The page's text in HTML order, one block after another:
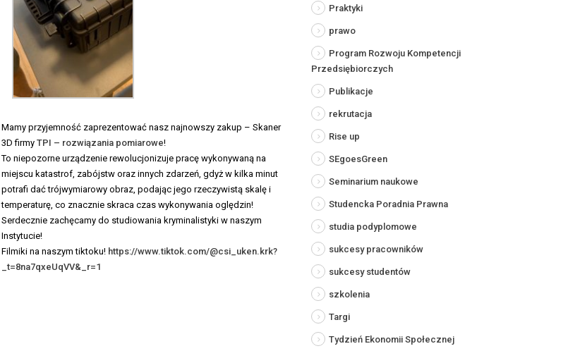
Mamy przyjemność zaprezentować nasz najnowszy zakup – Skaner
3D firmy TPI – rozwiązania pomiarowe!
To niepozorne urządzenie rewolucjonizuje pracę wykonywaną na
miejscu katastrof, zabójstw oraz innych zdarzeń, gdyż w kilka minut
potrafi dać trójwymiarowy obraz, podając jego rzeczywistą skalę i
temperaturę, co znacznie skraca czas wykonywania oględzin!
Serdecznie zachęcamy do studiowania kryminalistyki w naszym
Instytucie!
Filmiki na naszym tiktoku! https://www.tiktok.com/@csi_uken.krk?
_t=8na7qxeUqVV&_r=1
Praktyki
prawo
Program Rozwoju Kompetencji
Przedsiębiorczych
Publikacje
rekrutacja
Rise up
SEgoesGreen
Seminarium naukowe
Studencka Poradnia Prawna
studia podyplomowe
sukcesy pracowników
sukcesy studentów
szkolenia
Targi
Tydzień Ekonomii Społecznej